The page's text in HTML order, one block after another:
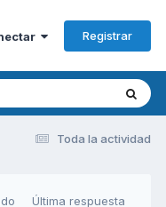
Registrar
Toda la actividad
Última respuesta